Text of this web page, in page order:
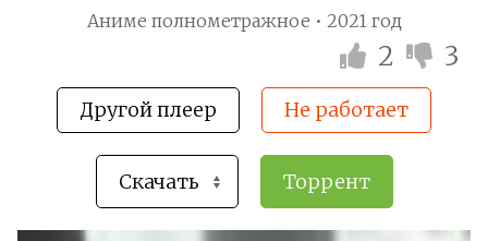
Аниме полнометражное • 2021 год
2 3
Другой плеер Не работает
Торрент